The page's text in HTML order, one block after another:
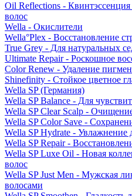
Oil Reflections -
волос
Wella - Окислители
Wella°Plex - Восстановление
True Grey - Для натуральных
Ultimate Repair - Роскошное
Color Renew - Удаление
Shinefinity - Стойкое цветное
Wella SP (Германия)
Wella SP Balance - Для
Wella SP Clear Scalp -
Wella SP Color Save -
Wella SP Hydrate -
Wella SP Repair -
Wella SP Luxe Oil - Новая
волос
Wella SP Just Men - Мужская
волосами